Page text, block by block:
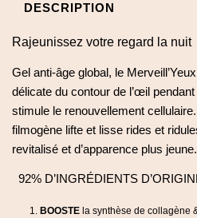
DESCRIPTION
Rajeunissez votre regard la nuit
Gel anti-âge global, le
délicate du contour de l’œil
stimule le renouvellement
filmogène lifte et lisse rides et
revitalisé et d’apparence plus jeune.
92% D’INGRÉDIENTS
BOOSTE la synthèse de collagène